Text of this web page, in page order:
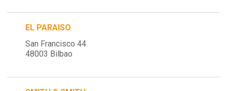
EL PARAISO
San Francisco 44
48003 Bilbao